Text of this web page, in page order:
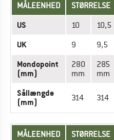
MÅLEENHED STØRRELSE
US 10 10,5
UK 9 9,5
Mondopoint
(mm)
280
mm
285
mm
Sållængde
(mm)
314 314
MÅLEENHED STØRRELSE